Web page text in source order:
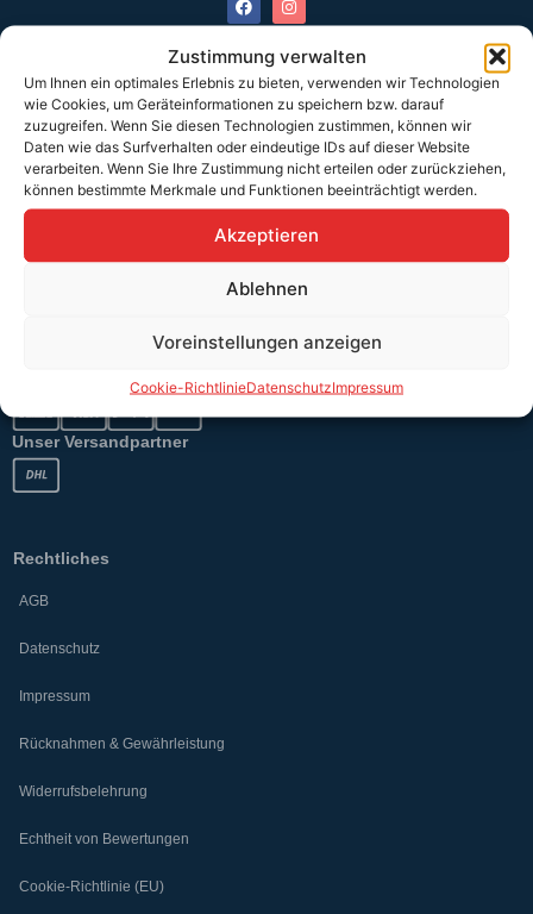
Zustimmung verwalten
Um Ihnen ein optimales Erlebnis zu bieten, verwenden wir Technologien
wie Cookies, um Geräteinformationen zu speichern bzw. darauf
zuzugreifen. Wenn Sie diesen Technologien zustimmen, können wir
Daten wie das Surfverhalten oder eindeutige IDs auf dieser Website
verarbeiten. Wenn Sie Ihre Zustimmung nicht erteilen oder zurückziehen,
können bestimmte Merkmale und Funktionen beeinträchtigt werden.
Akzeptieren
Ablehnen
Voreinstellungen anzeigen
Cookie-RichtlinieDatenschutzImpressum
Kontakt
Widerrufsbelehrung
Rücknahmen & Gewährleistung
Erklärung §12 Abs. 3 UStG
Unser Versandpartner
Rechtliches
AGB
Datenschutz
Impressum
Rücknahmen & Gewährleistung
Widerrufsbelehrung
Echtheit von Bewertungen
Cookie-Richtlinie (EU)